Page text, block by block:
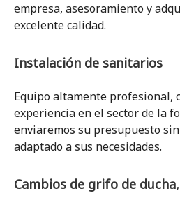
empresa, asesoramiento y
excelente calidad.
Instalación de sanitarios
Equipo altamente profesional,
experiencia en el sector de la
enviaremos su presupuesto
adaptado a sus necesidades.
Cambios de grifo de